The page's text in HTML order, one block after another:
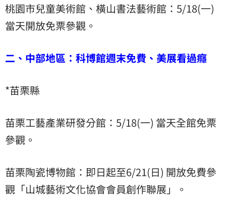
桃園市兒童美術館、橫山書法藝術館：5/18(一)
當天開放免票參觀。
二、中部地區：科博館週末免費、美展看過癮
*苗栗縣
苗栗工藝產業研發分館：5/18(一) 當天全館免票
參觀。
苗栗陶瓷博物館：即日起至6/21(日) 開放免費參
觀「山城藝術文化協會會員創作聯展」。